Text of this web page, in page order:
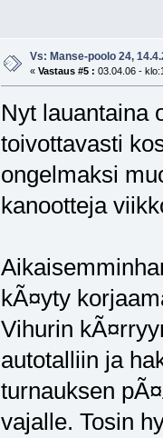
Vs: Manse-poolo 24,
« Vastaus #5 : 03.04.06 -
Nyt lauantaina
toivottavasti
ongelmaksi
kanootteja
kÃ¤yty
Vihurin
autotalliin ja
turnauksen
vajalle. Tosin